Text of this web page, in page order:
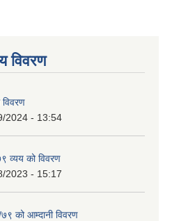
विवरण
2024 - 13:54
व्यय को विवरण
2023 - 15:17
को आम्दानी विवरण